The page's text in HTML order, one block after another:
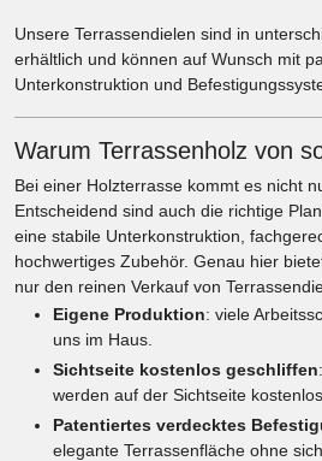
Unsere Terrassendielen sind in
erhältlich und können auf Wunsch mit
Unterkonstruktion und
Warum Terrassenholz von
Bei einer Holzterrasse kommt es nicht
Entscheidend sind auch die richtige
eine stabile Unterkonstruktion,
hochwertiges Zubehör. Genau hier
nur den reinen Verkauf von
Eigene Produktion: viele
uns im Haus.
Sichtseite kostenlos geschliffen
werden auf der Sichtseite
Patentiertes verdecktes
elegante Terrassenfläche ohne